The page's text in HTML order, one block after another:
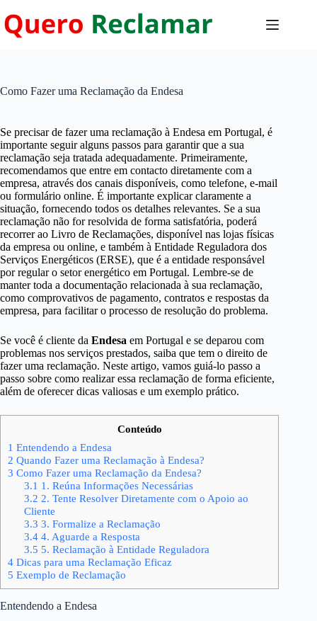
para
o
Como Fazer uma Reclamação da Endesa
Se precisar de fazer uma reclamação à Endesa em Portugal, é
importante seguir alguns passos para garantir que a sua
reclamação seja tratada adequadamente. Primeiramente,
recomendamos que entre em contacto diretamente com a
empresa, através dos canais disponíveis, como telefone, e-mail
ou formulário online. É importante explicar claramente a
situação, fornecendo todos os detalhes relevantes. Se a sua
reclamação não for resolvida de forma satisfatória, poderá
recorrer ao Livro de Reclamações, disponível nas lojas físicas
da empresa ou online, e também à Entidade Reguladora dos
Serviços Energéticos (ERSE), que é a entidade responsável
por regular o setor energético em Portugal. Lembre-se de
manter toda a documentação relacionada à sua reclamação,
como comprovativos de pagamento, contratos e respostas da
empresa, para facilitar o processo de resolução do problema.
Se você é cliente da Endesa em Portugal e se deparou com
problemas nos serviços prestados, saiba que tem o direito de
fazer uma reclamação. Neste artigo, vamos guiá-lo passo a
passo sobre como realizar essa reclamação de forma eficiente,
além de oferecer dicas valiosas e um exemplo prático.
Conteúdo
1 Entendendo a Endesa
2 Quando Fazer uma Reclamação à Endesa?
3 Como Fazer uma Reclamação da Endesa?
3.1 1. Reúna Informações Necessárias
3.2 2. Tente Resolver Diretamente com o Apoio ao
Cliente
3.3 3. Formalize a Reclamação
3.44. Aguarde a Resposta
3.5 5. Reclamação à Entidade Reguladora
4 Dicas para uma Reclamação Eficaz
5 Exemplo de Reclamação
Entendendo a Endesa